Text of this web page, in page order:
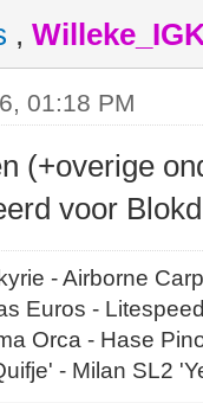
,
01:18 PM
(+overige
voor
- Airborne
Euros -
Orca - Hase
- Milan SL2